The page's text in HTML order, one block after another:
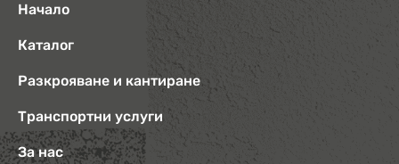
Начало
Каталог
Разкрояване и кантиране
Транспортни услуги
За нас